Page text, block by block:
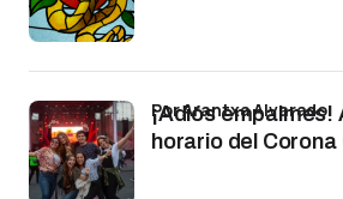
¡Adiós empalmes!
horario del Corona
por Arantxa Alvarado